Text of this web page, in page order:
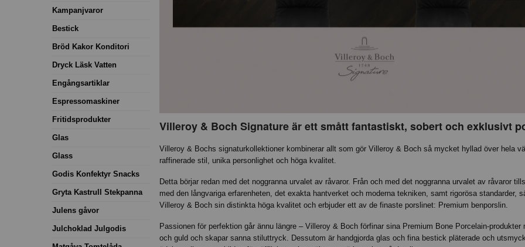
Kampanjvaror
Bestick
Bröd Kakor Konditori
Dryck Läsk Vatten
Engångsartiklar
Espressomaskiner
Fritidsprodukter
Glas
Glass
Godis Konfektyr Snacks
Gryta Kastrull Stekpanna
Julens gåvor
Julchoklad Julgodis
Villeroy & Boch Signature är ett smått fantastiskt, sobert och exklusivt
Villeroy & Bochs signaturkollektioner kombinerar allt som gör Villeroy & Boch så mycket hyllad över hela
raffinerade stil, unika personlighet och höga kvalitet.
Detta börjar redan med det noggranna urvalet av råvaror. Från och med det noggranna urvalet av råvaror
med den långvariga erfarenheten, det exakta hantverket och moderna tekniken, samt rigorösa standarder,
Villeroy & Boch sin distinkta höga kvalitet och erbjuder ett av de finaste porslinet: Premium benporslin.
Passionen för perfektion går ännu längre – Villeroy & Boch förfinar sina Premium Bone Porcelain-produkter
och guld och skapar sanna stiluttryck. Dessutom är handgjorda glas och fina bestick pläterade och